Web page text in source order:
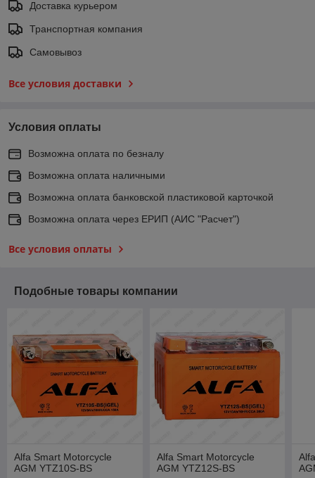
Доставка курьером
Транспортная компания
Самовывоз
Все условия доставки
Условия оплаты
Возможна оплата по безналу
Возможна оплата наличными
Возможна оплата банковской пластиковой карточкой
Возможна оплата через ЕРИП (АИС "Расчет")
Все условия оплаты
Подобные товары компании
Alfa Smart Motorcycle
AGM YTZ10S-BS
Alfa Smart Motorcycle
AGM YTZ12S-BS